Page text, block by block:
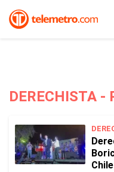
DERECHISTA -
Chile